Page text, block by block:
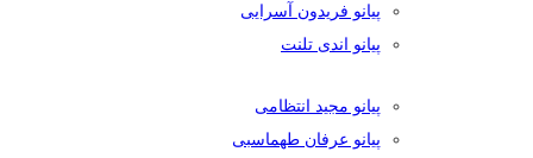
پیانو فریدون آسرایی
پیانو اندی تلنت
پیانو مجید انتظامی
پیانو عرفان طهماسبی